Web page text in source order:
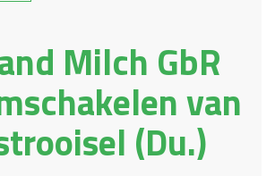
Milch GbR
van
(Du.)